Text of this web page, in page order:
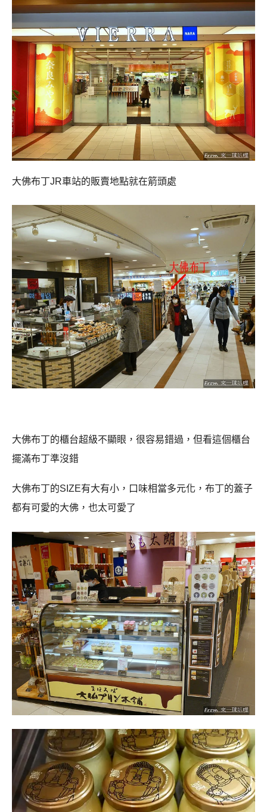
大佛布丁JR車站的販賣地點就在箭頭處
大佛布丁的櫃台超級不顯眼，很容易錯過，但看這個櫃台
擺滿布丁準沒錯
大佛布丁的SIZE有大有小，口味相當多元化，布丁的蓋子
都有可愛的大佛，也太可愛了